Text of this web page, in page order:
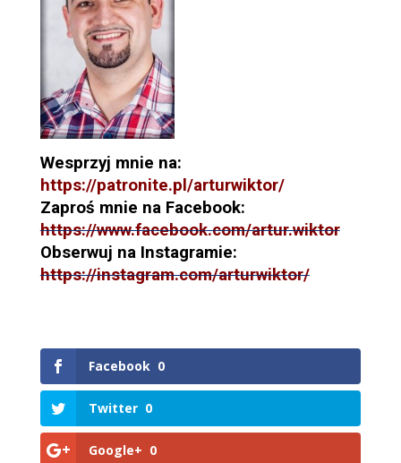
Wesprzyj mnie na:
https://patronite.pl/arturwiktor/
Zaproś mnie na Facebook:
https://www.facebook.com/artur.wiktor
Obserwuj na Instagramie:
https://instagram.com/arturwiktor/
Facebook 0
Twitter 0
Google+ 0